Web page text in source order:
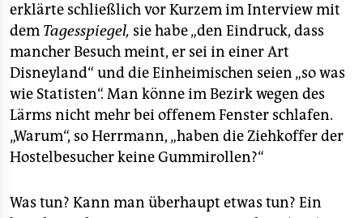
erklärte schließlich vor Kurzem im Interview mit
dem Tagesspiegel, sie habe „den Eindruck, dass
mancher Besuch meint, er sei in einer Art
Disneyland“ und die Einheimischen seien „so was
wie Statisten“. Man könne im Bezirk wegen des
Lärms nicht mehr bei offenem Fenster schlafen.
„Warum“, so Herrmann, „haben die Ziehkoffer der
Hostelbesucher keine Gummirollen?“
Was tun? Kann man überhaupt etwas tun? Ein